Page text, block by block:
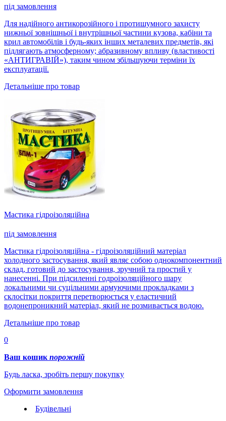
під замовлення
Для надійного антикорозійного і протишумного захисту
нижньої зовнішньої і внутрішньої частини кузова, кабіни та
крил автомобілів і будь-яких інших металевих предметів, які
підлягають атмосферному; абразивному впливу (властивості
«АНТИГРАВІЙ»), таким чином збільшуючи терміни їх
експлуатації.
Детальніше про товар
Мастика гідроізоляційна
під замовлення
Мастика гідроізоляційна - гідроізоляційний матеріал
холодного застосування, який являє собою однокомпонентний
склад, готовий до застосування, зручний та простий у
нанесенні. При підсиленні годроізоляційного шару
локальними чи суцільними армуючими прокладками з
склосітки покриття перетворюється у еластичний
водонепроникний матеріал, який не розмивається водою.
Детальніше про товар
0
Ваш кошик порожній
Будь ласка, зробіть першу покупку
Оформити замовлення
Будівельні